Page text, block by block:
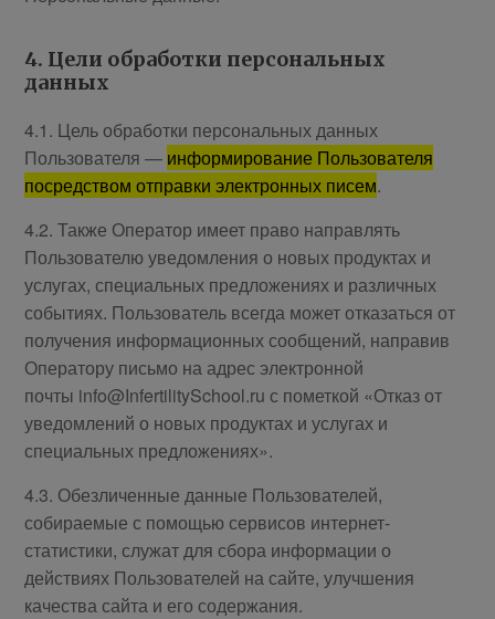
4. Цели обработки персональных
данных
4.1. Цель обработки персональных данных
Пользователя — информирование Пользователя
посредством отправки электронных писем.
4.2. Также Оператор имеет право направлять
Пользователю уведомления о новых продуктах и
услугах, специальных предложениях и различных
событиях. Пользователь всегда может отказаться от
получения информационных сообщений, направив
Оператору письмо на адрес электронной
почты info@InfertilitySchool.ru с пометкой «Отказ от
уведомлений о новых продуктах и услугах и
специальных предложениях».
4.3. Обезличенные данные Пользователей,
собираемые с помощью сервисов интернет-
статистики, служат для сбора информации о
действиях Пользователей на сайте, улучшения
качества сайта и его содержания.